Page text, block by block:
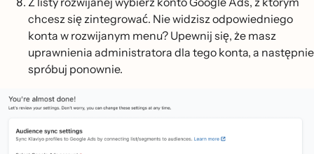
chcesz się zintegrować. Nie widzisz odpowiedniego
konta w rozwijanym menu? Upewnij się, że masz
uprawnienia administratora dla tego konta, a następnie
spróbuj ponownie.